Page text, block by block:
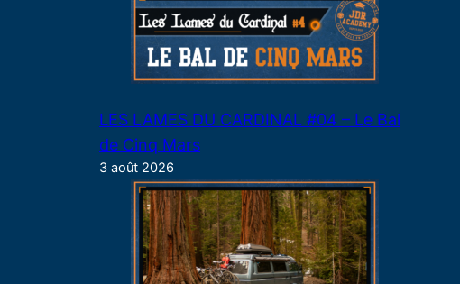
LES LAMES DU CARDINAL #04 – Le Bal
de Cinq Mars
3 août 2026